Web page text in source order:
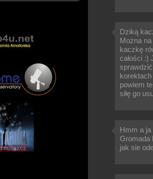
Dziką
Można
kaczkę
całości :)
powiem
siłę go
Hmm a ja
Gromada
jak sie